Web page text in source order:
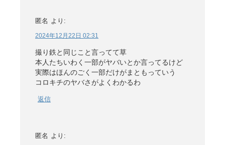
匿名 より:
2024年12月22日 02:31
撮り鉄と同じこと言ってて草
本人たちいわく一部がヤバいとか言ってるけど
実際はほんのごく一部だけがまともっていう
コロキチのヤバさがよくわかるわ
返信
匿名 より: